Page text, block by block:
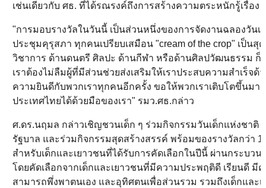
เช่นเดียวกับ ศธ. ที่ได้รณรงค์ถึงการสร้างความตระหนักรู้เรื่อง
"การมอบรางวัลในวันนี้ เป็นส่วนหนึ่งของการจัดงานฉลองวั
ประชุมคุรุสภา ทุกคนเปรียบเสมือน "cream of the crop" เป็น
วิชาการ ด้านดนตรี ศิลปะ ด้านกีฬา หรือด้านศิลปวัฒนธรรม ก็
เราต้องไม่ลืมผู้ที่มีส่วนช่วยส่งเสริมให้เราประสบความสำเร็
ความยินดีกับพวกเราทุกคนอีกครั้ง ขอให้พวกเราเติบโตขึ้นม
ประเทศไทยได้ด้วยมือของเรา" รมว.ศธ.กล่าว
ศ.ดร.นฤมล กล่าวเชิญชวนเด็ก ๆ ร่วมกิจกรรมวันเด็กแห่งชาติ
รัฐบาล และร่วมกิจกรรมสุดสร้างสรรค์ พร้อมของรางวัลกว่า
สำหรับเด็กและเยาวชนที่ได้รับการคัดเลือกในปีนี้ ผ่านกระบว
โดยคัดเลือกจากเด็กและเยาวชนที่มีความประพฤติดี เรียนดี
สามารถพึ่งพาตนเอง และอุทิศตนเพื่อส่วนรวม รวมถึงเด็กแล